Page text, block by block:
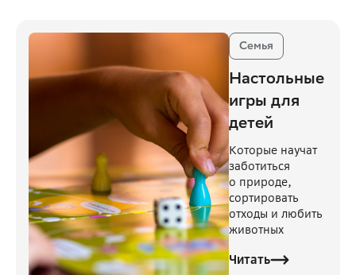
Семья
Настольные
игры для
детей
Которые научат
заботиться
о природе,
сортировать
отходы и любить
животных
Читать